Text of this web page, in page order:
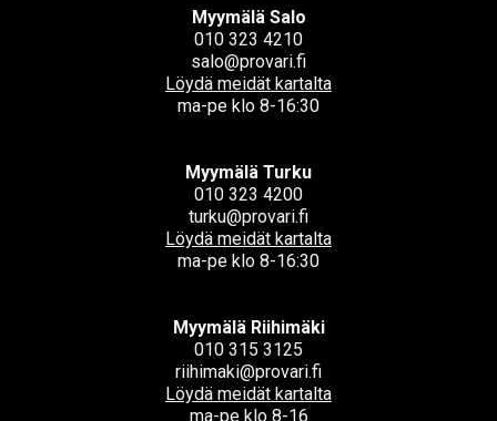
Myymälä Salo
010 323 4210
salo@provari.fi
Löydä meidät kartalta
ma-pe klo 8-16:30
Myymälä Turku
010 323 4200
turku@provari.fi
Löydä meidät kartalta
ma-pe klo 8-16:30
Myymälä Riihimäki
010 315 3125
riihimaki@provari.fi
Löydä meidät kartalta
ma-pe klo 8-16